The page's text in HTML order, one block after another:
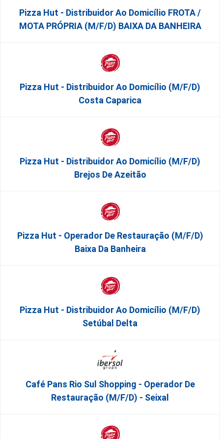
Pizza Hut - Distribuidor Ao Domicílio FROTA /
MOTA PRÓPRIA (m/f/d) BAIXA DA BANHEIRA
Pizza Hut - Distribuidor Ao Domicílio (m/f/d)
Costa Caparica
Pizza Hut - Distribuidor Ao Domicílio (m/f/d)
Brejos De Azeitão
Pizza Hut - Operador De Restauração (m/f/d)
Baixa Da Banheira
Pizza Hut - Distribuidor Ao Domicílio (m/f/d)
Setúbal Delta
Café Pans Rio Sul Shopping - Operador De
Restauração (m/f/d) - Seixal